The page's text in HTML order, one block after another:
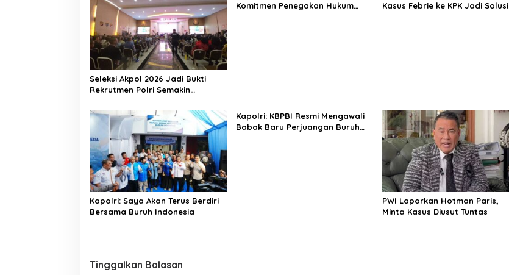
Seleksi Akpol 2026 Jadi Bukti
Rekrutmen Polri Semakin
Komitmen Penegakan Hukum
Kasus Febrie ke KPK Jadi Solusi
Kapolri: Saya Akan Terus Berdiri
Bersama Buruh Indonesia
Kapolri: KBPBI Resmi Mengawali
Babak Baru Perjuangan Buruh
PWI Laporkan Hotman Paris,
Minta Kasus Diusut Tuntas
Tinggalkan Balasan